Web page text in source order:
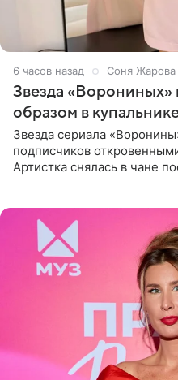
6 часов назад Соня Жарова
Звезда «Ворониных»
образом в
Звезда сериала
подписчиков
Артистка снялась в чане